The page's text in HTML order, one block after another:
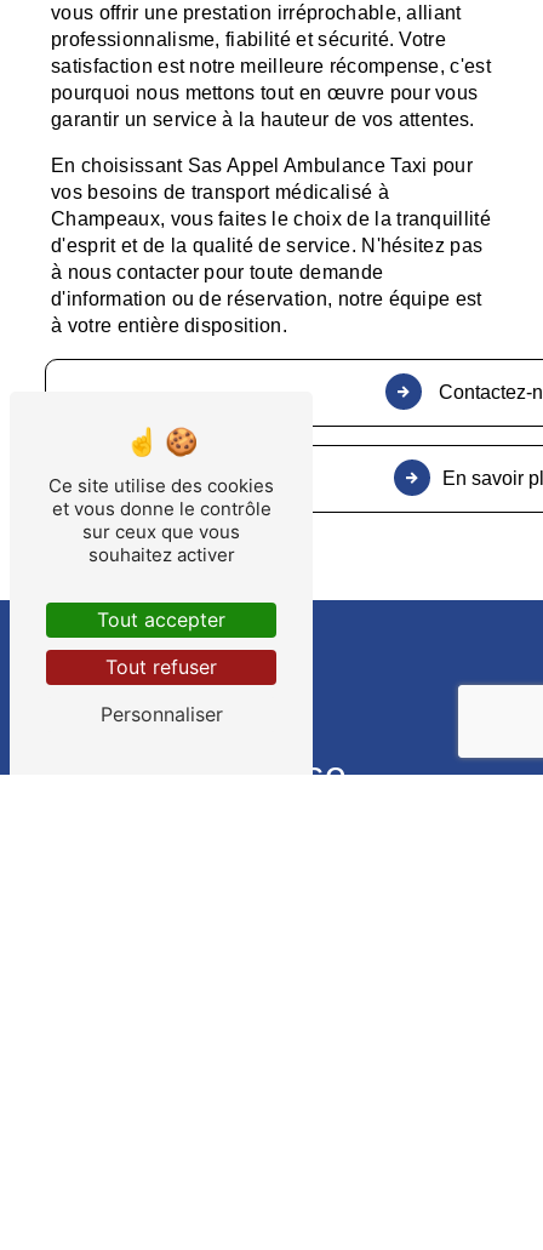
vous offrir une prestation irréprochable, alliant
professionnalisme, fiabilité et sécurité. Votre
satisfaction est notre meilleure récompense, c'est
pourquoi nous mettons tout en œuvre pour vous
garantir un service à la hauteur de vos attentes.
En choisissant Sas Appel Ambulance Taxi pour
vos besoins de transport médicalisé à
Champeaux, vous faites le choix de la tranquillité
d'esprit et de la qualité de service. N'hésitez pas
à nous contacter pour toute demande
d'information ou de réservation, notre équipe est
à votre entière disposition.
En savoir
Contactez-
Adresse
Ce site utilise des cookies
et vous donne le contrôle
sur ceux que vous
souhaitez activer
Tout accepter
Tout refuser
Personnaliser